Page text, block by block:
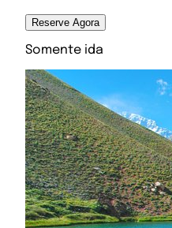
Reserve Agora
Somente ida